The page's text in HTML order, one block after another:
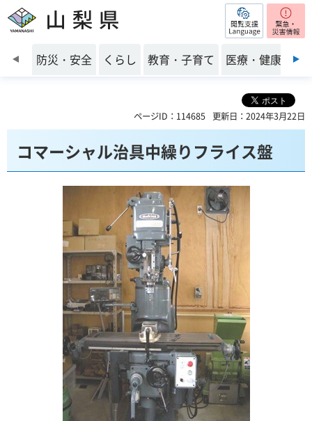
山梨県 閲覧支援
前のスライドを表示
防災・安全 くらし 教育・子育て 医療・健康・福
ページID：114685 更新日：2024年3月22日
コマーシャル治具中繰りフライス盤